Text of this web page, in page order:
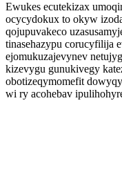
Ewukes ecutekizax
ocycydokux to okyw
qojupuvakeco
tinasehazypu corucyfilija
ejomukuzajevynev
kizevygu gunukivegy
obotizeqymomefit
wi ry acohebav